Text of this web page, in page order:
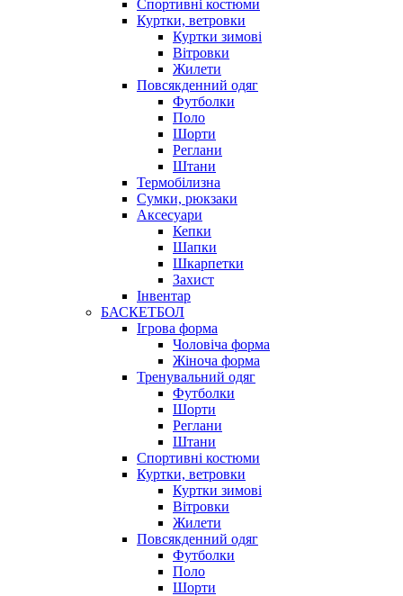
Спортивні костюми
Куртки, ветровки
Куртки зимові
Вітровки
Жилети
Повсякденний одяг
Футболки
Поло
Шорти
Реглани
Штани
Термобілизна
Сумки, рюкзаки
Аксесуари
Кепки
Шапки
Шкарпетки
Захист
Інвентар
БАСКЕТБОЛ
Ігрова форма
Чоловіча форма
Жіноча форма
Тренувальний одяг
Футболки
Шорти
Реглани
Штани
Спортивні костюми
Куртки, ветровки
Куртки зимові
Вітровки
Жилети
Повсякденний одяг
Футболки
Поло
Шорти